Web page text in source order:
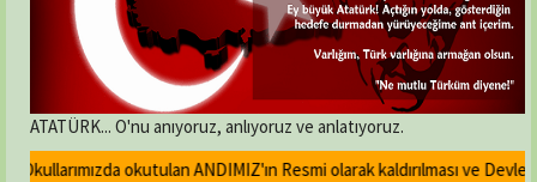
ATATÜRK... O'nu anıyoruz, anlıyoruz ve anlatıyoruz.
Okullarımızda okutulan ANDIMIZ'ın Resmi olarak kaldırılması ve Devlet